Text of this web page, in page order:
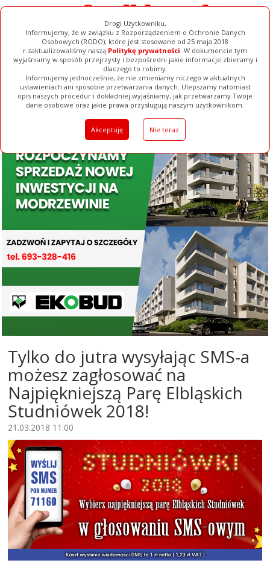
Drogi Użytkowniku,
Informujemy, że w związku z Rozporządzeniem o Ochronie Danych
Osobowych (RODO), które jest stosowane od 25 maja 2018
r.zaktualizowaliśmy naszą Politykę prywatności. W dokumencie tym
wyjaśniamy w sposób przejrzysty i bezpośredni jakie informacje zbieramy i
dlaczego to robimy.
Informujemy jednocześnie, że nie zmieniamy niczego w aktualnych
ustawieniach ani sposobie przetwarzania danych. Ulepszamy natomiast
opis naszych procedur i dokładniej wyjaśniamy, jak przetwarzamy Twoje
dane osobowe oraz jakie prawa przysługują naszym użytkownikom.
Akceptuję Nie teraz
Ogłoszenia Filmy Galerie Baza Firm Pełna Wersja
Tylko do jutra wysyłając SMS-a
możesz zagłosować na
Najpiękniejszą Parę Elbląskich
Studniówek 2018!
21.03.2018 11:00